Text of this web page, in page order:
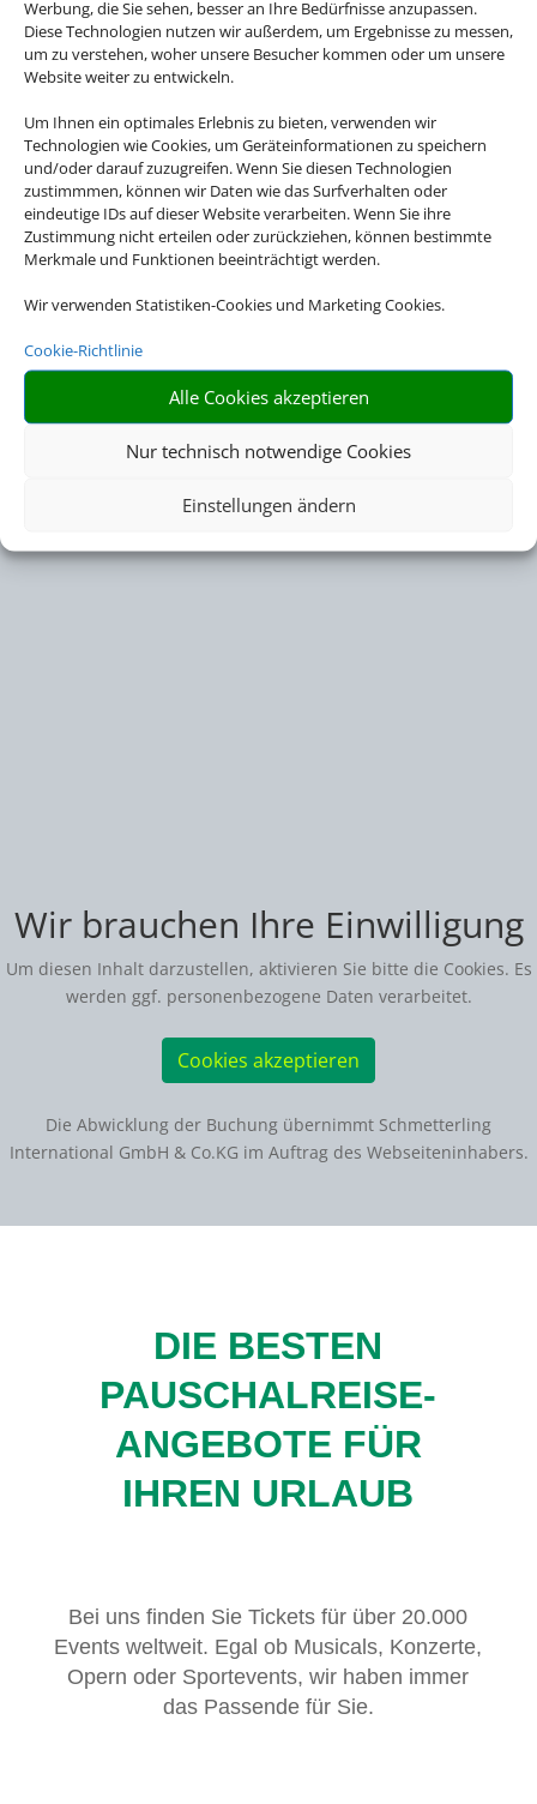
Werbung, die Sie sehen, besser an Ihre Bedürfnisse anzupassen.
Diese Technologien nutzen wir außerdem, um Ergebnisse zu messen,
um zu verstehen, woher unsere Besucher kommen oder um unsere
Website weiter zu entwickeln.
Um Ihnen ein optimales Erlebnis zu bieten, verwenden wir
Technologien wie Cookies, um Geräteinformationen zu speichern
und/oder darauf zuzugreifen. Wenn Sie diesen Technologien
zustimmmen, können wir Daten wie das Surfverhalten oder
eindeutige IDs auf dieser Website verarbeiten. Wenn Sie ihre
Zustimmung nicht erteilen oder zurückziehen, können bestimmte
Merkmale und Funktionen beeinträchtigt werden.
Wir verwenden Statistiken-Cookies und Marketing Cookies.
Cookie-Richtlinie
Alle Cookies akzeptieren
Nur technisch notwendige Cookies
Einstellungen ändern
Wir brauchen Ihre Einwilligung
Um diesen Inhalt darzustellen, aktivieren Sie bitte die Cookies. Es
werden ggf. personenbezogene Daten verarbeitet.
Cookies akzeptieren
Die Abwicklung der Buchung übernimmt Schmetterling
International GmbH & Co.KG im Auftrag des Webseiteninhabers.
DIE BESTEN
PAUSCHALREISE-
ANGEBOTE FÜR
IHREN URLAUB
Bei uns finden Sie Tickets für über 20.000
Events weltweit. Egal ob Musicals, Konzerte,
Opern oder Sportevents, wir haben immer
das Passende für Sie.